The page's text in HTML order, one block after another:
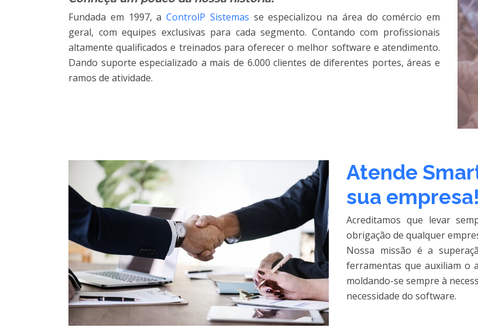
Fundada em 1997, a ControlP Sistemas se especializou na área do comércio em
geral, com equipes exclusivas para cada segmento. Contando com profissionais
altamente qualificados e treinados para oferecer o melhor software e atendimento.
Dando suporte especializado a mais de 6.000 clientes de diferentes portes, áreas e
ramos de atividade.
Atende
sua empresa!
Acreditamos que levar
obrigação de qualquer
Nossa missão é a
ferramentas que auxiliam o
moldando-se sempre à
necessidade do software.